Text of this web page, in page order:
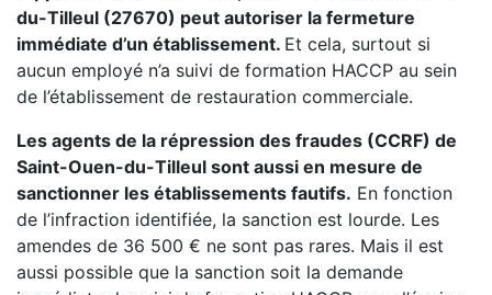
du-Tilleul (27670) peut autoriser la fermeture
immédiate d’un établissement. Et cela, surtout si
aucun employé n’a suivi de formation HACCP au sein
de l’établissement de restauration commerciale.
Les agents de la répression des fraudes (CCRF) de
Saint-Ouen-du-Tilleul sont aussi en mesure de
sanctionner les établissements fautifs. En fonction
de l’infraction identifiée, la sanction est lourde. Les
amendes de 36 500 € ne sont pas rares. Mais il est
aussi possible que la sanction soit la demande